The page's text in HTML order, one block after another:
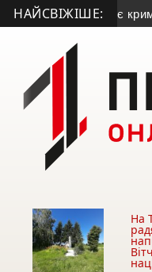
НАЙСВІЖІШЕ:
триває
На